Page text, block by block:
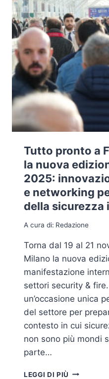
Tutto pronto a
la nuova
2025:
e networking
della sicurezza
A cura di: Redazione
Torna dal 19 al 21
Milano la nuova
manifestazione
settori security &
un’occasione unica
del settore per
contesto in cui
non sono più mondi
parte…
LEGGI DI PIÙ TUTTO